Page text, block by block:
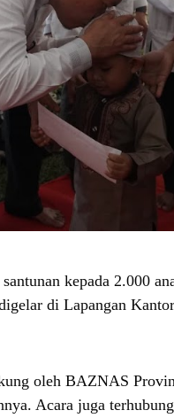
kepada 2.000
di Lapangan
oleh BAZNAS
Acara juga